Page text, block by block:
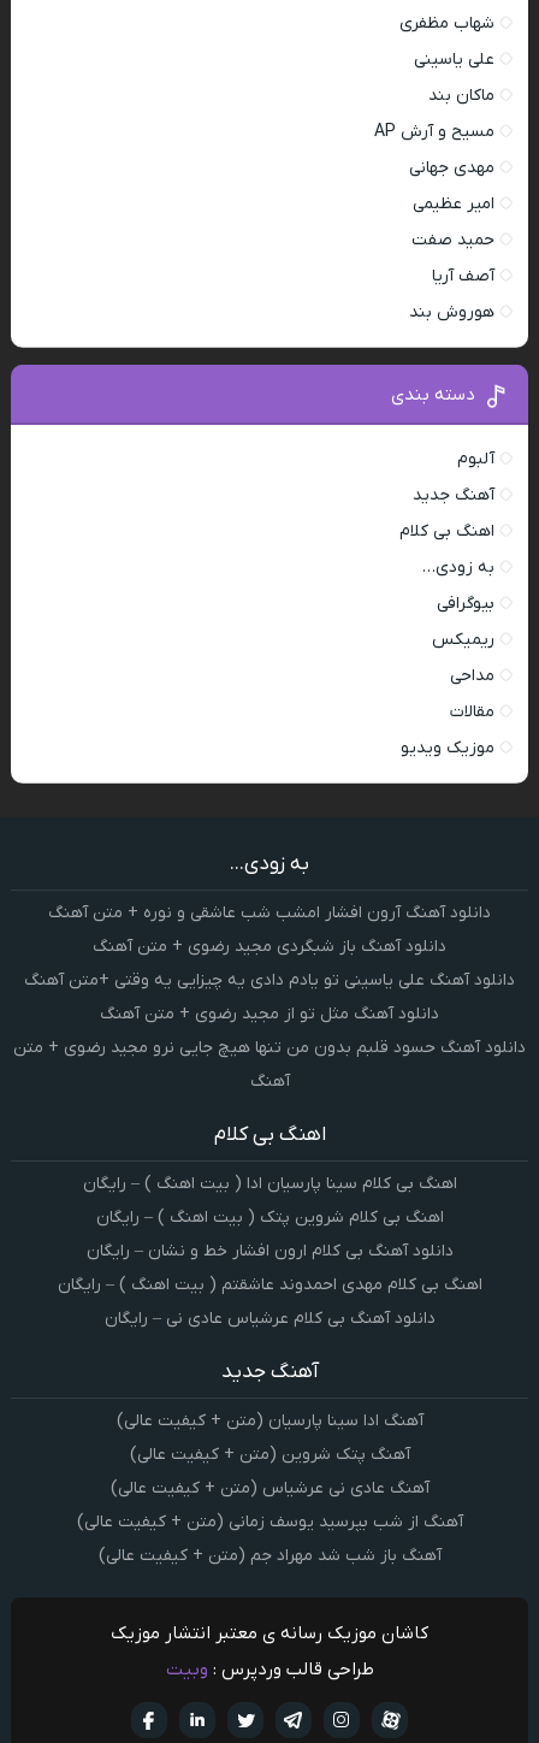
شهاب مظفری
علی یاسینی
ماکان بند
مسیح و آرش AP
مهدی جهانی
امیر عظیمی
حمید صفت
آصف آریا
هوروش بند
دسته بندی
آلبوم
آهنگ جدید
اهنگ بی کلام
به زودی…
بیوگرافی
ریمیکس
مداحی
مقالات
موزیک ویدیو
به زودی...
دانلود آهنگ آرون افشار امشب شب عاشقی و نوره + متن آهنگ
دانلود آهنگ باز شبگردی مجید رضوی + متن آهنگ
دانلود آهنگ علی یاسینی تو یادم دادی یه چیزایی یه وقتی +متن آهنگ
دانلود آهنگ مثل تو از مجید رضوی + متن آهنگ
دانلود آهنگ حسود قلبم بدون من تنها هیچ جایی نرو مجید رضوی + متن
آهنگ
اهنگ بی کلام
اهنگ بی کلام سینا پارسیان ادا ( بیت اهنگ ) – رایگان
اهنگ بی کلام شروین پتک ( بیت اهنگ ) – رایگان
دانلود آهنگ بی کلام ارون افشار خط و نشان – رایگان
اهنگ بی کلام مهدی احمدوند عاشقتم ( بیت اهنگ ) – رایگان
دانلود آهنگ بی کلام عرشیاس عادی نی – رایگان
آهنگ جدید
آهنگ ادا سینا پارسیان (متن + کیفیت عالی)
آهنگ پتک شروین (متن + کیفیت عالی)
آهنگ عادی نی عرشیاس (متن + کیفیت عالی)
آهنگ از شب بپرسید یوسف زمانی (متن + کیفیت عالی)
آهنگ باز شب شد مهراد جم (متن + کیفیت عالی)
کاشان موزیک رسانه ی معتبر انتشار موزیک
طراحی قالب وردپرس : وبیت
تويتر تلگرام
اینستاگرام آپارات